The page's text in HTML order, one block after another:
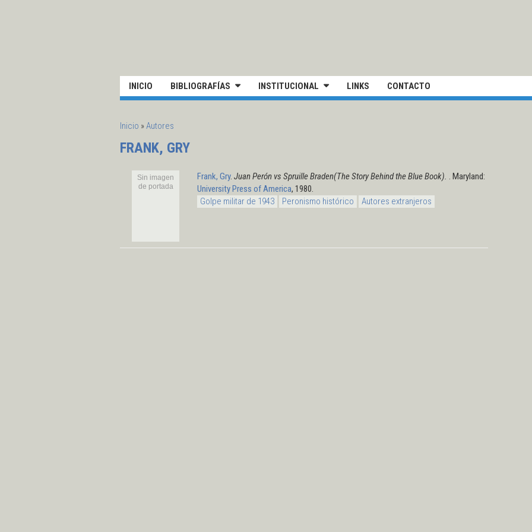
INICIO BIBLIOGRAFÍAS INSTITUCIONAL LINKS CONTACTO
SE ENCUENTRA USTED AQUÍ
Inicio »Autores
FRANK, GRY
Sin imagen
de portada
Frank, Gry. Juan Perón vs Spruille Braden(The Story Behind the Blue Book).
. Maryland:
University Press of America, 1980.
Golpe militar de 1943
Peronismo histórico Autores extranjeros